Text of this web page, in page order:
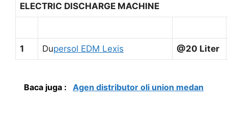
ELECTRIC DISCHARGE MACHINE
1 Dupersol EDM Lexis @20 Liter
Baca juga : Agen distributor oli union medan